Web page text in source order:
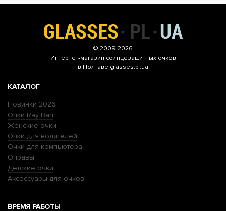
© 2009-2026
Интернет-магазин солнцезащитных очков
в Полтаве glasses.pl.ua
КАТАЛОГ
Новинки 2026
Очки Ray Ban
Женские очки
Очки для водителей
Очки для компьютера
Оправы
Детские очки
Аксессуары для очков
ВРЕМЯ РАБОТЫ